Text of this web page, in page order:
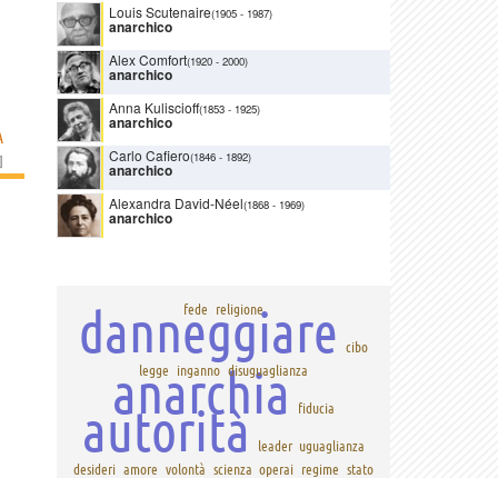
]
Louis Scutenaire(1905 - 1987)
anarchico
Alex Comfort(1920 - 2000)
anarchico
Anna Kuliscioff(1853 - 1925)
anarchico
Carlo Cafiero(1846 - 1892)
anarchico
Alexandra David-Néel(1868 - 1969)
anarchico
fede religione
danneggiare
cibo
legge
inganno disuguaglianza
anarchia fiducia
autorità leader uguaglianza
desideri amore volontà scienza operai regime stato